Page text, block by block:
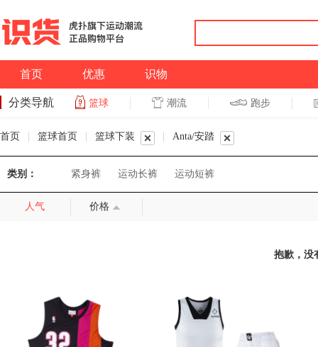
首页 优惠 识物
分类导航 篮球 潮流 跑步
首页 篮球首页 篮球下装 Anta/安踏
类别： 紧身裤 运动长裤 运动短裤
人气 价格
抱歉，没